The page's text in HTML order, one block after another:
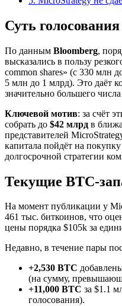
Суть
По данным Bloomberg,
высказались в пользу
common shares» (с 330 млн
5 млн до 1 млрд). Это даёт
значительно большего
Ключевой мотив: за счёт
собрать до $42 млрд в
представителей
капитала пойдёт на
долгосрочной стратегии
Текущие BTC-
На момент публикации у
461 тыс. биткоинов, что
цены порядка $105k за
Недавно, в течение пары
+2,530 BTC
(на сумму,
+11,000 BTC за $1.1
голосования).